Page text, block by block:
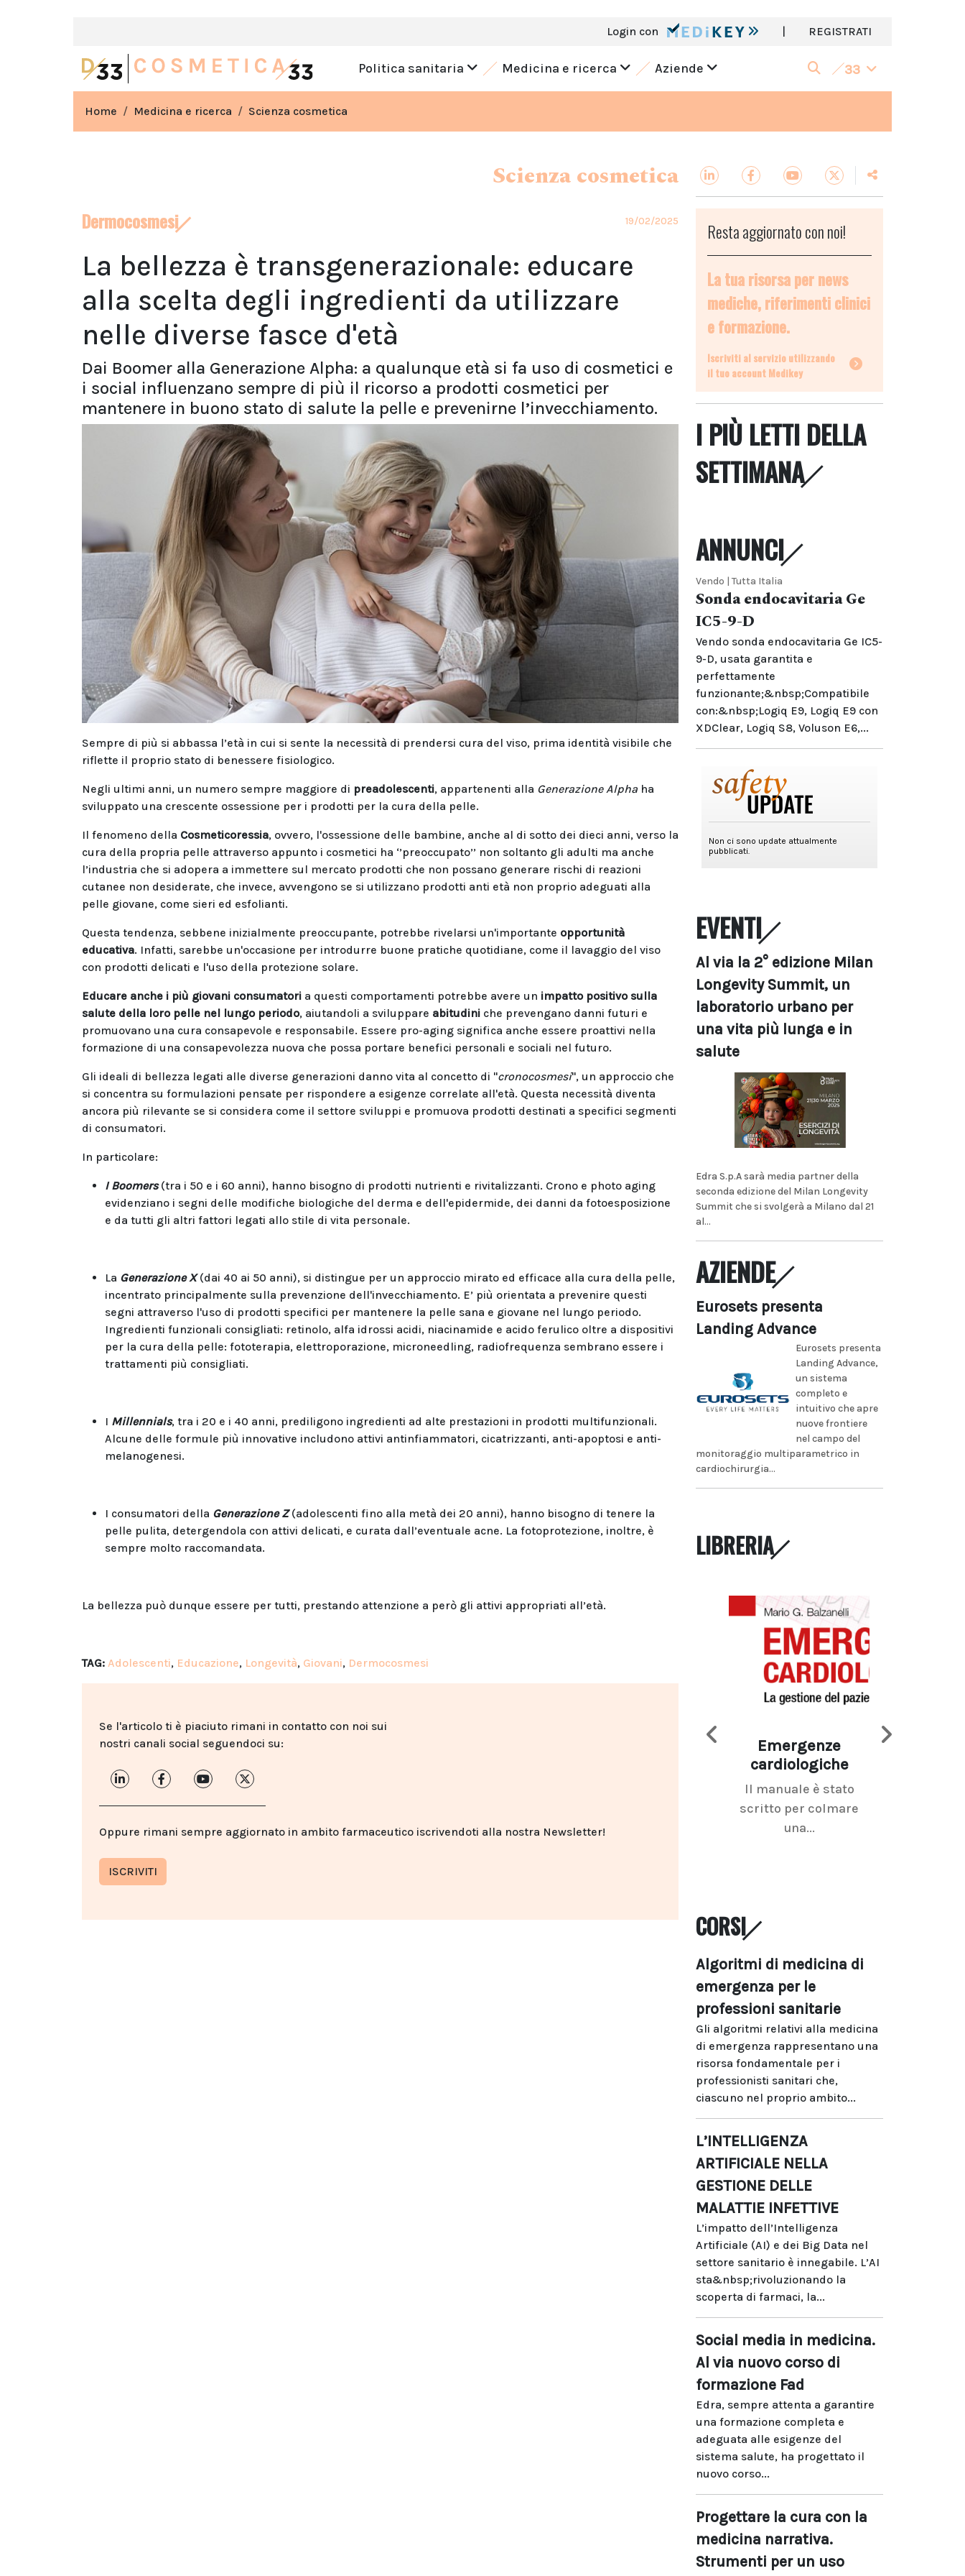
Login con | REGISTRATI
Politica sanitaria Medicina e ricerca Aziende 33
Home Medicina e ricerca Scienza cosmetica
Scienza cosmetica
Dermocosmesi 19/02/2025
La bellezza è transgenerazionale: educare
alla scelta degli ingredienti da utilizzare
nelle diverse fasce d'età
Dai Boomer alla Generazione Alpha: a qualunque età si fa uso di cosmetici e
i social influenzano sempre di più il ricorso a prodotti cosmetici per
mantenere in buono stato di salute la pelle e prevenirne l’invecchiamento.
Sempre di più si abbassa l’età in cui si sente la necessità di prendersi cura del viso, prima identità visibile che
riflette il proprio stato di benessere fisiologico.
Negli ultimi anni, un numero sempre maggiore di preadolescenti, appartenenti alla Generazione Alpha ha
sviluppato una crescente ossessione per i prodotti per la cura della pelle.
Il fenomeno della Cosmeticoressia, ovvero, l'ossessione delle bambine, anche al di sotto dei dieci anni, verso la
cura della propria pelle attraverso appunto i cosmetici ha ‘’preoccupato’’ non soltanto gli adulti ma anche
l’industria che si adopera a immettere sul mercato prodotti che non possano generare rischi di reazioni
cutanee non desiderate, che invece, avvengono se si utilizzano prodotti anti età non proprio adeguati alla
pelle giovane, come sieri ed esfolianti.
Questa tendenza, sebbene inizialmente preoccupante, potrebbe rivelarsi un'importante opportunità
educativa. Infatti, sarebbe un'occasione per introdurre buone pratiche quotidiane, come il lavaggio del viso
con prodotti delicati e l'uso della protezione solare.
Educare anche i più giovani consumatori a questi comportamenti potrebbe avere un impatto positivo sulla
salute della loro pelle nel lungo periodo, aiutandoli a sviluppare abitudini che prevengano danni futuri e
promuovano una cura consapevole e responsabile. Essere pro-aging significa anche essere proattivi nella
formazione di una consapevolezza nuova che possa portare benefici personali e sociali nel futuro.
Gli ideali di bellezza legati alle diverse generazioni danno vita al concetto di "cronocosmesi", un approccio che
si concentra su formulazioni pensate per rispondere a esigenze correlate all'età. Questa necessità diventa
ancora più rilevante se si considera come il settore sviluppi e promuova prodotti destinati a specifici segmenti
di consumatori.
In particolare:
I Boomers(tra i 50 e i 60 anni), hanno bisogno di prodotti nutrienti e rivitalizzanti. Crono e photo aging
evidenziano i segni delle modifiche biologiche del derma e dell'epidermide, dei danni da fotoesposizione
e da tutti gli altri fattori legati allo stile di vita personale.
La Generazione X(dai 40 ai 50 anni), si distingue per un approccio mirato ed efficace alla cura della pelle,
incentrato principalmente sulla prevenzione dell'invecchiamento. E’ più orientata a prevenire questi
segni attraverso l'uso di prodotti specifici per mantenere la pelle sana e giovane nel lungo periodo.
Ingredienti funzionali consigliati: retinolo, alfa idrossi acidi, niacinamide e acido ferulico oltre a dispositivi
per la cura della pelle: fototerapia, elettroporazione, microneedling, radiofrequenza sembrano essere i
trattamenti più consigliati.
I Millennials, tra i 20 e i 40 anni, prediligono ingredienti ad alte prestazioni in prodotti multifunzionali.
Alcune delle formule più innovative includono attivi antinfiammatori, cicatrizzanti, anti-apoptosi e anti-
melanogenesi.
I consumatori della Generazione Z(adolescenti fino alla metà dei 20 anni), hanno bisogno di tenere la
pelle pulita, detergendola con attivi delicati, e curata dall’eventuale acne. La fotoprotezione, inoltre, è
sempre molto raccomandata.
La bellezza può dunque essere per tutti, prestando attenzione a però gli attivi appropriati all’età.
TAG: Adolescenti, Educazione, Longevità, Giovani, Dermocosmesi
Se l'articolo ti è piaciuto rimani in contatto con noi sui
nostri canali social seguendoci su:
Oppure rimani sempre aggiornato in ambito farmaceutico iscrivendoti alla nostra Newsletter!
ISCRIVITI
Resta aggiornato con noi!
La tua risorsa per news
mediche, riferimenti clinici
e formazione.
Iscriviti al servizio utilizzando
il tuo account Medikey
I PIÙ LETTI DELLA
SETTIMANA
ANNUNCI
Vendo | Tutta Italia
Sonda endocavitaria Ge
IC5-9-D
Vendo sonda endocavitaria Ge IC5-
9-D, usata garantita e
perfettamente
funzionante;&nbsp;Compatibile
con:&nbsp;Logiq E9, Logiq E9 con
XDClear, Logiq S8, Voluson E6,...
EVENTI
Al via la 2° edizione Milan
Longevity Summit, un
laboratorio urbano per
una vita più lunga e in
salute
Edra S.p.A sarà media partner della
seconda edizione del Milan Longevity
Summit che si svolgerà a Milano dal 21
al...
AZIENDE
Eurosets presenta
Landing Advance
Eurosets presenta
Landing Advance,
un sistema
completo e
intuitivo che apre
nuove frontiere
nel campo del
monitoraggio multiparametrico in
cardiochirurgia...
LIBRERIA
Emergenze
cardiologiche
Il manuale è stato
scritto per colmare
una...
CORSI
Algoritmi di medicina di
emergenza per le
professioni sanitarie
Gli algoritmi relativi alla medicina
di emergenza rappresentano una
risorsa fondamentale per i
professionisti sanitari che,
ciascuno nel proprio ambito...
L’INTELLIGENZA
ARTIFICIALE NELLA
GESTIONE DELLE
MALATTIE INFETTIVE
L’impatto dell’Intelligenza
Artificiale (AI) e dei Big Data nel
settore sanitario è innegabile. L’AI
sta&nbsp;rivoluzionando la
scoperta di farmaci, la...
Social media in medicina.
Al via nuovo corso di
formazione Fad
Edra, sempre attenta a garantire
una formazione completa e
adeguata alle esigenze del
sistema salute, ha progettato il
nuovo corso...
Progettare la cura con la
medicina narrativa.
Strumenti per un uso